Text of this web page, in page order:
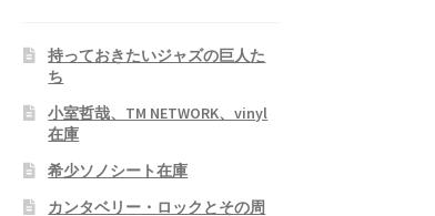
持っておきたいジャズの巨人た
ち
小室哲哉、TM NETWORK、vinyl
在庫
希少ソノシート在庫
カンタベリー・ロックとその周